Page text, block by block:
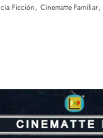
Ficción, Cinematte Familiar,